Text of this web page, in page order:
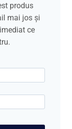
produs
mai jos și
ce